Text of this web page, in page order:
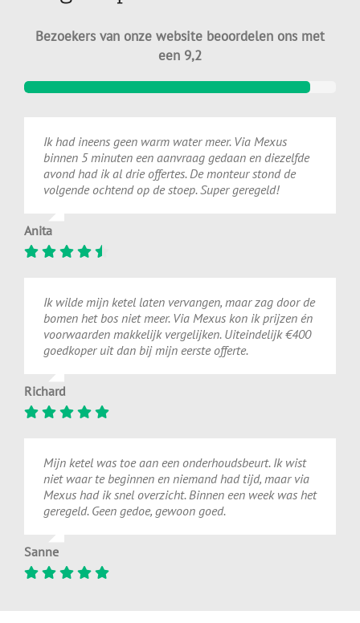
Bezoekers van onze website beoordelen ons met
een 9,2
Ik had ineens geen warm water meer. Via Mexus
binnen 5 minuten een aanvraag gedaan en diezelfde
avond had ik al drie offertes. De monteur stond de
volgende ochtend op de stoep. Super geregeld!
Anita
Ik wilde mijn ketel laten vervangen, maar zag door de
bomen het bos niet meer. Via Mexus kon ik prijzen én
voorwaarden makkelijk vergelijken. Uiteindelijk €400
goedkoper uit dan bij mijn eerste offerte.
Richard
Mijn ketel was toe aan een onderhoudsbeurt. Ik wist
niet waar te beginnen en niemand had tijd, maar via
Mexus had ik snel overzicht. Binnen een week was het
geregeld. Geen gedoe, gewoon goed.
Sanne